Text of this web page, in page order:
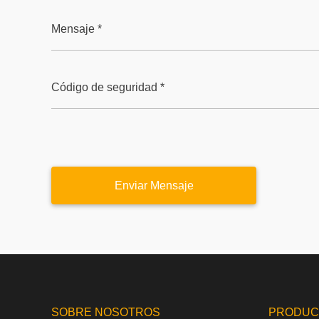
Mensaje *
Código de seguridad *
SOBRE NOSOTROS